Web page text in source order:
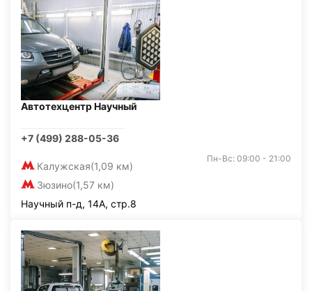
Автотехцентр Научный
+7 (499) 288-05-36
Калужская(1,09 км)
Зюзино(1,57 км)
Пн-Вс: 09:00 - 21:00
Научный п-д, 14А, стр.8